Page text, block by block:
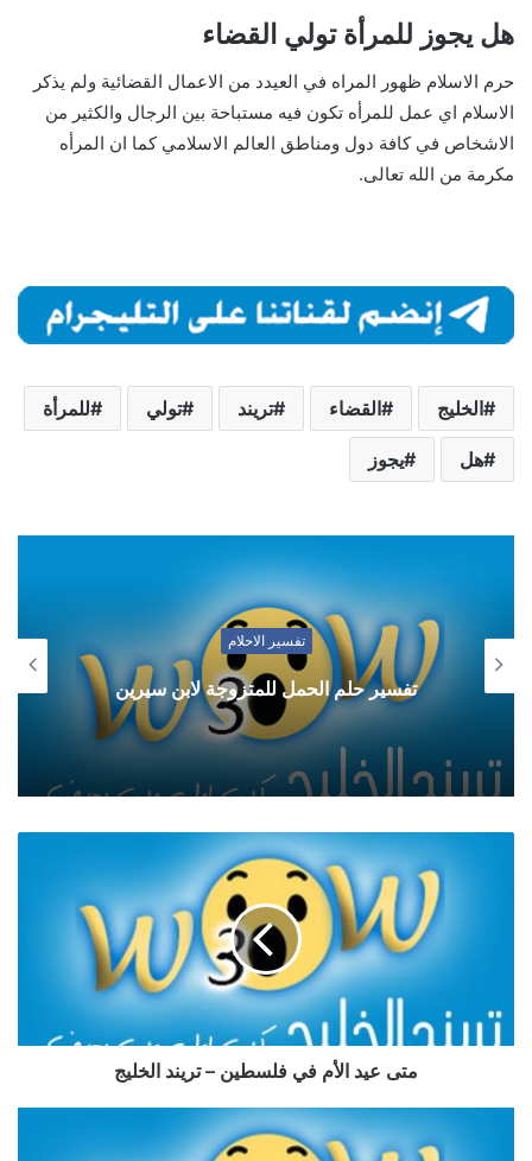
هل يجوز للمرأة تولي القضاء
حرم الاسلام ظهور المراه في العيدد من الاعمال القضائية ولم يذكر
الاسلام اي عمل للمرأه تكون فيه مستباحة بين الرجال والكثير من
الاشخاص في كافة دول ومناطق العالم الاسلامي كما ان المرأه
مكرمة من الله تعالى.
الخليج القضاء تريند تولي للمرأة
هل يجوز
تفسير الاحلام
تفسير حلم الحمل للمتزوجة لابن سيرين
متى عيد الأم في فلسطين – تريند الخليج